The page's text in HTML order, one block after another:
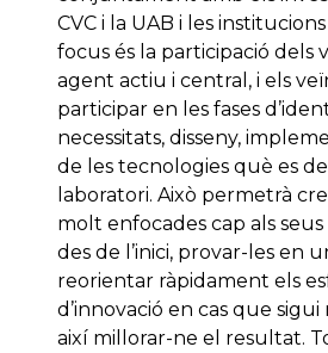
CVC i la UAB i les
focus és la participació dels
agent actiu i central, i els
participar en les fases
necessitats, disseny,
de les tecnologies què es
laboratori. Això permetrà
molt enfocades cap als
des de l’inici, provar-les en
reorientar ràpidament els
d’innovació en cas que sigui
així millorar-ne el resultat.